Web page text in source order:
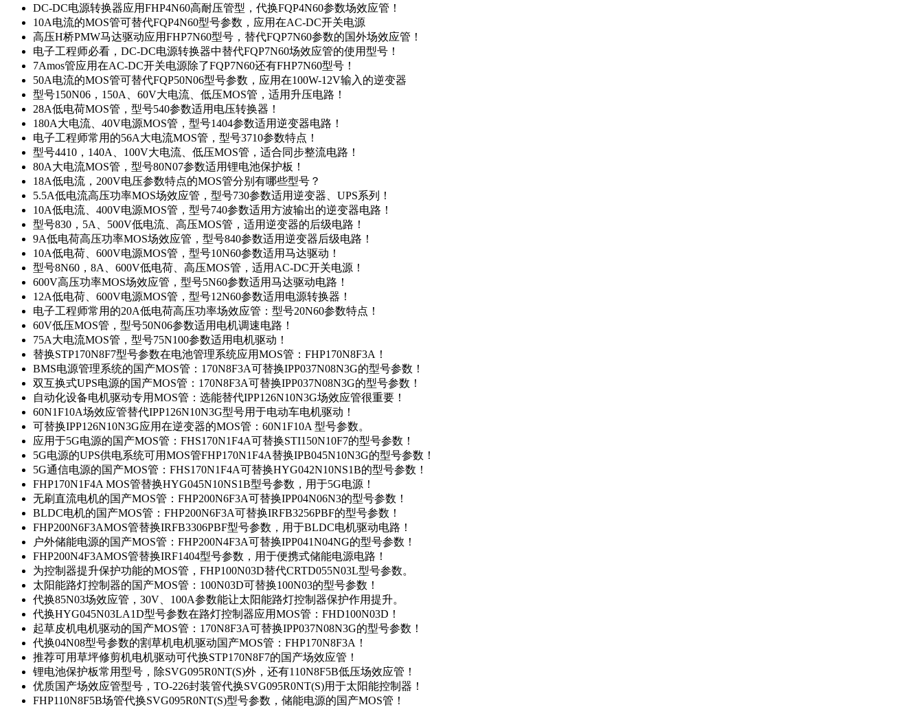
DC-DC电源转换器应用FHP4N60高耐压管型，代换FQP4N60参数场效应管！
10A电流的MOS管可替代FQP4N60型号参数，应用在AC-DC开关电源
高压H桥PMW马达驱动应用FHP7N60型号，替代FQP7N60参数的国外场效应管！
电子工程师必看，DC-DC电源转换器中替代FQP7N60场效应管的使用型号！
7Amos管应用在AC-DC开关电源除了FQP7N60还有FHP7N60型号！
50A电流的MOS管可替代FQP50N06型号参数，应用在100W-12V输入的逆变器
型号150N06，150A、60V大电流、低压MOS管，适用升压电路！
28A低电荷MOS管，型号540参数适用电压转换器！
180A大电流、40V电源MOS管，型号1404参数适用逆变器电路！
电子工程师常用的56A大电流MOS管，型号3710参数特点！
型号4410，140A、100V大电流、低压MOS管，适合同步整流电路！
80A大电流MOS管，型号80N07参数适用锂电池保护板！
18A低电流，200V电压参数特点的MOS管分别有哪些型号？
5.5A低电流高压功率MOS场效应管，型号730参数适用逆变器、UPS系列！
10A低电流、400V电源MOS管，型号740参数适用方波输出的逆变器电路！
型号830，5A、500V低电流、高压MOS管，适用逆变器的后级电路！
9A低电荷高压功率MOS场效应管，型号840参数适用逆变器后级电路！
10A低电荷、600V电源MOS管，型号10N60参数适用马达驱动！
型号8N60，8A、600V低电荷、高压MOS管，适用AC-DC开关电源！
600V高压功率MOS场效应管，型号5N60参数适用马达驱动电路！
12A低电荷、600V电源MOS管，型号12N60参数适用电源转换器！
电子工程师常用的20A低电荷高压功率场效应管：型号20N60参数特点！
60V低压MOS管，型号50N06参数适用电机调速电路！
75A大电流MOS管，型号75N100参数适用电机驱动！
替换STP170N8F7型号参数在电池管理系统应用MOS管：FHP170N8F3A！
BMS电源管理系统的国产MOS管：170N8F3A可替换IPP037N08N3G的型号参数！
双互换式UPS电源的国产MOS管：170N8F3A可替换IPP037N08N3G的型号参数！
自动化设备电机驱动专用MOS管：选能替代IPP126N10N3G场效应管很重要！
60N1F10A场效应管替代IPP126N10N3G型号用于电动车电机驱动！
可替换IPP126N10N3G应用在逆变器的MOS管：60N1F10A 型号参数。
应用于5G电源的国产MOS管：FHS170N1F4A可替换STI150N10F7的型号参数！
5G电源的UPS供电系统可用MOS管FHP170N1F4A替换IPB045N10N3G的型号参数！
5G通信电源的国产MOS管：FHS170N1F4A可替换HYG042N10NS1B的型号参数！
FHP170N1F4A MOS管替换HYG045N10NS1B型号参数，用于5G电源！
无刷直流电机的国产MOS管：FHP200N6F3A可替换IPP04N06N3的型号参数！
BLDC电机的国产MOS管：FHP200N6F3A可替换IRFB3256PBF的型号参数！
FHP200N6F3AMOS管替换IRFB3306PBF型号参数，用于BLDC电机驱动电路！
户外储能电源的国产MOS管：FHP200N4F3A可替换IPP041N04NG的型号参数！
FHP200N4F3AMOS管替换IRF1404型号参数，用于便携式储能电源电路！
为控制器提升保护功能的MOS管，FHP100N03D替代CRTD055N03L型号参数。
太阳能路灯控制器的国产MOS管：100N03D可替换100N03的型号参数！
代换85N03场效应管，30V、100A参数能让太阳能路灯控制器保护作用提升。
代换HYG045N03LA1D型号参数在路灯控制器应用MOS管：FHD100N03D！
起草皮机电机驱动的国产MOS管：170N8F3A可替换IPP037N08N3G的型号参数！
代换04N08型号参数的割草机电机驱动国产MOS管：FHP170N8F3A！
推荐可用草坪修剪机电机驱动可代换STP170N8F7的国产场效应管！
锂电池保护板常用型号，除SVG095R0NT(S)外，还有110N8F5B低压场效应管！
优质国产场效应管型号，TO-226封装管代换SVG095R0NT(S)用于太阳能控制器！
FHP110N8F5B场管代换SVG095R0NT(S)型号参数，储能电源的国产MOS管！